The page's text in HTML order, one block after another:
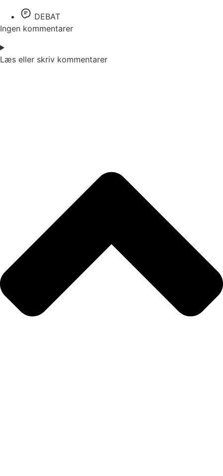
DEBAT
Ingen kommentarer
Læs eller skriv kommentarer